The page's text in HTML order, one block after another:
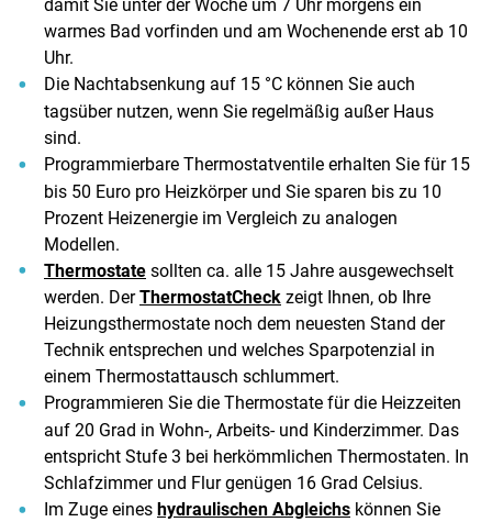
damit Sie unter der Woche um 7 Uhr morgens ein
warmes Bad vorfinden und am Wochenende erst ab 10
Uhr.
Die Nachtabsenkung auf 15 °C können Sie auch
tagsüber nutzen, wenn Sie regelmäßig außer Haus
sind.
Programmierbare Thermostatventile erhalten Sie für 15
bis 50 Euro pro Heizkörper und Sie sparen bis zu 10
Prozent Heizenergie im Vergleich zu analogen
Modellen.
Thermostate sollten ca. alle 15 Jahre ausgewechselt
werden. DerThermostatCheck zeigt Ihnen, ob Ihre
Heizungsthermostate noch dem neuesten Stand der
Technik entsprechen und welches Sparpotenzial in
einem Thermostattausch schlummert.
Programmieren Sie die Thermostate für die Heizzeiten
auf 20 Grad in Wohn-, Arbeits- und Kinderzimmer. Das
entspricht Stufe 3 bei herkömmlichen Thermostaten. In
Schlafzimmer und Flur genügen 16 Grad Celsius.
Im Zuge eines hydraulischen Abgleichs können Sie